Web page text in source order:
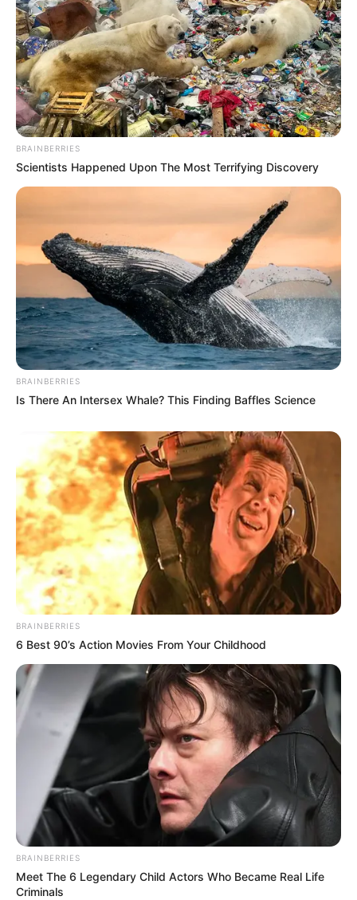
BRAINBERRIES
Scientists Happened Upon The Most Terrifying Discovery
BRAINBERRIES
Is There An Intersex Whale? This Finding Baffles Science
BRAINBERRIES
6 Best 90’s Action Movies From Your Childhood
BRAINBERRIES
Meet The 6 Legendary Child Actors Who Became Real Life
Criminals